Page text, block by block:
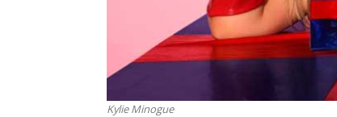
Kylie Minogue